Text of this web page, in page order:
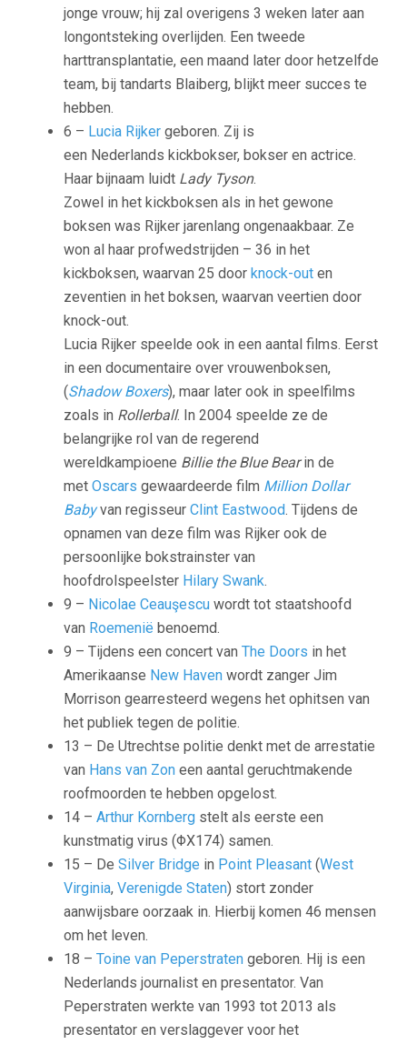
jonge vrouw; hij zal overigens 3 weken later aan
longontsteking overlijden. Een tweede
harttransplantatie, een maand later door hetzelfde
team, bij tandarts Blaiberg, blijkt meer succes te
hebben.
6 – Lucia Rijker geboren. Zij is
een Nederlands kickbokser, bokser en actrice.
Haar bijnaam luidt Lady Tyson.
Zowel in het kickboksen als in het gewone
boksen was Rijker jarenlang ongenaakbaar. Ze
won al haar profwedstrijden – 36 in het
kickboksen, waarvan 25 door knock-out en
zeventien in het boksen, waarvan veertien door
knock-out.
Lucia Rijker speelde ook in een aantal films. Eerst
in een documentaire over vrouwenboksen,
(Shadow Boxers), maar later ook in speelfilms
zoals in Rollerball. In 2004 speelde ze de
belangrijke rol van de regerend
wereldkampioene Billie the Blue Bearin de
met Oscars gewaardeerde film Million Dollar
Babyvan regisseur Clint Eastwood. Tijdens de
opnamen van deze film was Rijker ook de
persoonlijke bokstrainster van
hoofdrolspeelster Hilary Swank.
9 – Nicolae Ceauşescu wordt tot staatshoofd
van Roemenië benoemd.
9 – Tijdens een concert van The Doors in het
Amerikaanse New Haven wordt zanger Jim
Morrison gearresteerd wegens het ophitsen van
het publiek tegen de politie.
13 – De Utrechtse politie denkt met de arrestatie
van Hans van Zon een aantal geruchtmakende
roofmoorden te hebben opgelost.
14 – Arthur Kornberg stelt als eerste een
kunstmatig virus (ΦX174) samen.
15 – De Silver Bridge in Point Pleasant (West
Virginia, Verenigde Staten) stort zonder
aanwijsbare oorzaak in. Hierbij komen 46 mensen
om het leven.
18 – Toine van Peperstraten geboren. Hij is een
Nederlands journalist en presentator. Van
Peperstraten werkte van 1993 tot 2013 als
presentator en verslaggever voor het